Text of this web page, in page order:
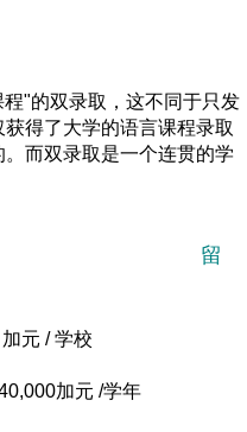
"的双录取，这不同于只发
得了大学的语言课程录取
而双录取是一个连贯的学
留
元 / 学校
加元 /学年